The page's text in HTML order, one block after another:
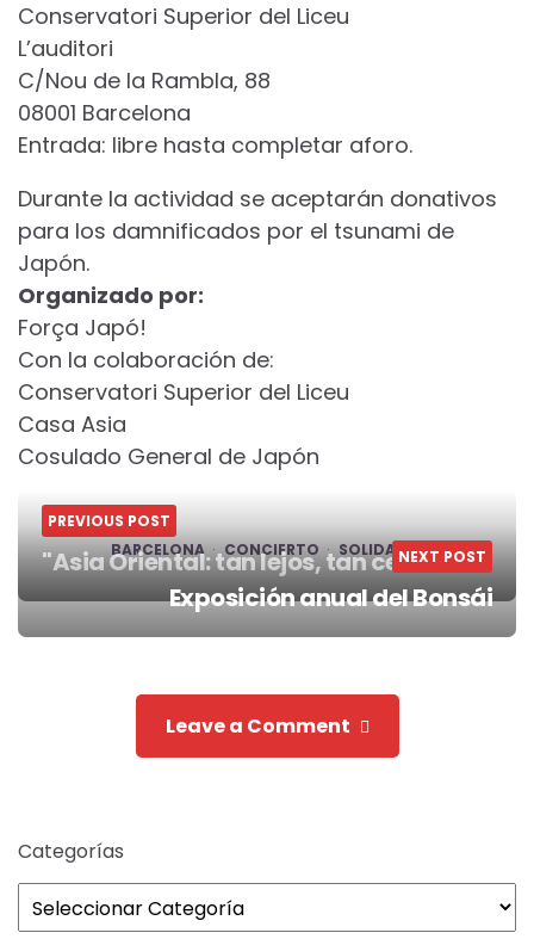
Conservatori Superior del Liceu
L’auditori
C/Nou de la Rambla, 88
08001 Barcelona
Entrada: libre hasta completar aforo.
Durante la actividad se aceptarán donativos
para los damnificados por el tsunami de
Japón.
Organizado por:
Força Japó!
Con la colaboración de:
Conservatori Superior del Liceu
Casa Asia
Cosulado General de Japón
BARCELONA CONCIERTO SOLIDARIO
Post
navigation
PREVIOUS POST
"Asia Oriental: tan lejos, tan cerca"
NEXT POST
Exposición anual del Bonsái
Leave a Comment
Categorías